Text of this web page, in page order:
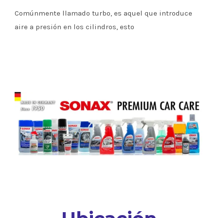
Comúnmente llamado turbo, es aquel que introduce
aire a presión en los cilindros, esto